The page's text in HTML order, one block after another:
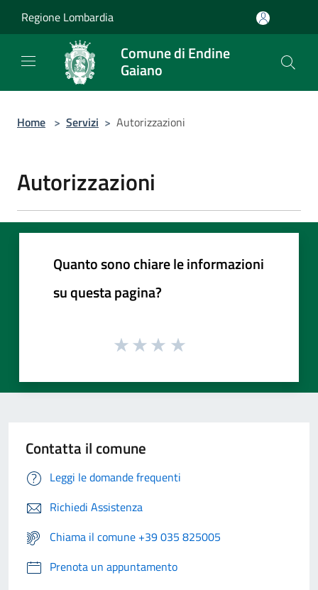
Regione Lombardia
Comune di Endine
Gaiano
Home > Servizi > Autorizzazioni
Autorizzazioni
Quanto sono chiare le informazioni
su questa pagina?
Contatta il comune
Leggi le domande frequenti
Richiedi Assistenza
Chiama il comune +39 035 825005
Prenota un appuntamento